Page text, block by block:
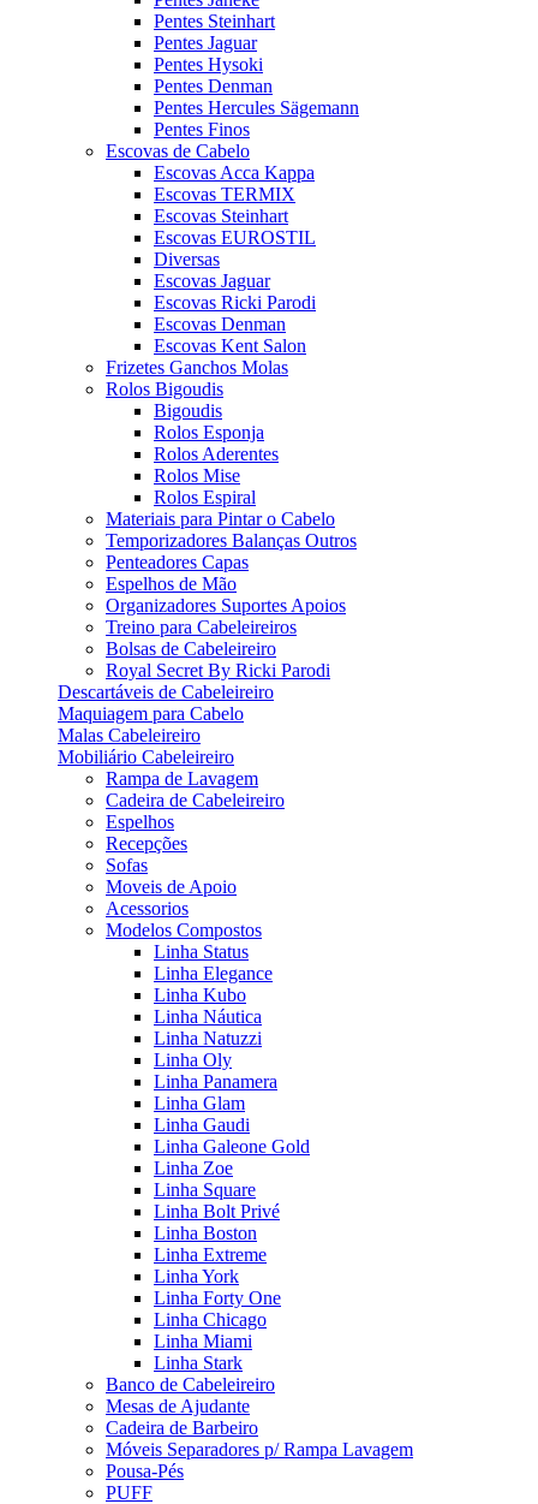
Pentes Steinhart
Pentes Jaguar
Pentes Hysoki
Pentes Denman
Pentes Hercules Sägemann
Pentes Finos
Escovas de Cabelo
Escovas Acca Kappa
Escovas TERMIX
Escovas Steinhart
Escovas EUROSTIL
Diversas
Escovas Jaguar
Escovas Ricki Parodi
Escovas Denman
Escovas Kent Salon
Frizetes Ganchos Molas
Rolos Bigoudis
Bigoudis
Rolos Esponja
Rolos Aderentes
Rolos Mise
Rolos Espiral
Materiais para Pintar o Cabelo
Temporizadores Balanças Outros
Penteadores Capas
Espelhos de Mão
Organizadores Suportes Apoios
Treino para Cabeleireiros
Bolsas de Cabeleireiro
Royal Secret By Ricki Parodi
Descartáveis de Cabeleireiro
Maquiagem para Cabelo
Malas Cabeleireiro
Mobiliário Cabeleireiro
Rampa de Lavagem
Cadeira de Cabeleireiro
Espelhos
Recepções
Sofas
Moveis de Apoio
Acessorios
Modelos Compostos
Linha Status
Linha Elegance
Linha Kubo
Linha Náutica
Linha Natuzzi
Linha Oly
Linha Panamera
Linha Glam
Linha Gaudi
Linha Galeone Gold
Linha Zoe
Linha Square
Linha Bolt Privé
Linha Boston
Linha Extreme
Linha York
Linha Forty One
Linha Chicago
Linha Miami
Linha Stark
Banco de Cabeleireiro
Mesas de Ajudante
Cadeira de Barbeiro
Móveis Separadores p/ Rampa Lavagem
Pousa-Pés
PUFF